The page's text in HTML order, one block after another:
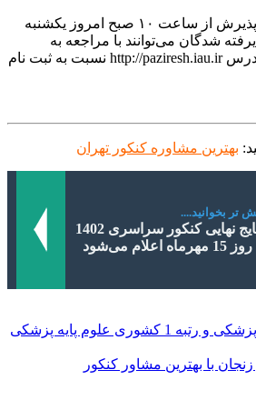
ثبت نام در سامانه جامع پذیرش از ساعت ۱۰ صبح امروز یکشنبه
شدگان می‌توانند با مراجعه به
سامانه جامع پذیرش به آدرس http://paziresh.iau.ir نسبت به ثبت نام
بهترین مشاوره کنکور تهران
تر بخوانید....
نتایج نهایی کنکور سراسری 1402
اعلام می‌شود
علوم پایه پزشکی
با بهترین مشاور کنکور